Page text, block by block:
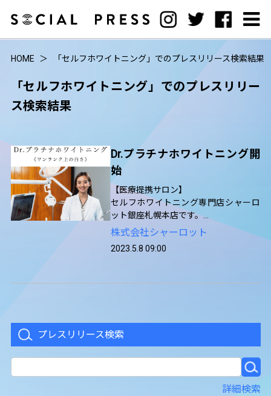
HOME 「セルフホワイトニング」でのプレスリリース検索結果
「セルフホワイトニング」でのプレスリリー
ス検索結果
Dr.プラチナホワイトニング開
始
【医療提携サロン】
セルフホワイトニング専門店シャーロ
ット銀座札幌本店です。
ナチュラルホワイトニングに加え、よ
り一層白い歯を目指せる『Dr.プラチナ
ホワイトニングコース』をご用意いた
株式会社シャーロット
2023.5.8 09:00
プレスリリース検索
詳細検索